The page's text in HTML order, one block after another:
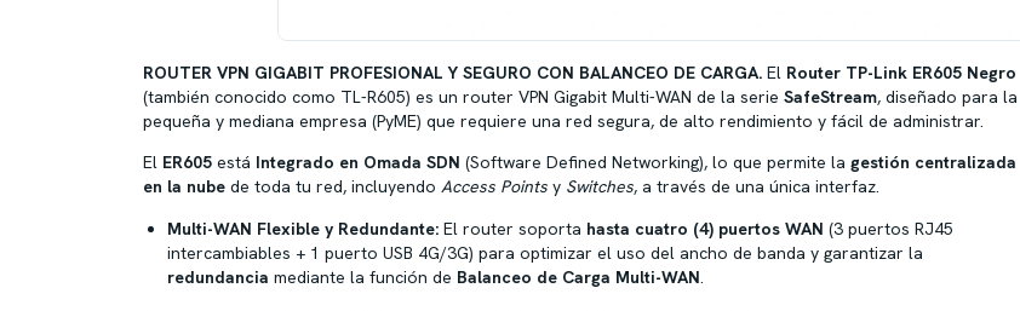
ROUTER VPN GIGABIT PROFESIONAL Y SEGURO CON BALANCEO DE CARGA. El Router TP-Link ER605 Negro
(también conocido como TL-R605) es un router VPN Gigabit Multi-WAN de la serie SafeStream, diseñado para la
pequeña y mediana empresa (PyME) que requiere una red segura, de alto rendimiento y fácil de administrar.
El ER605 está Integrado en Omada SDN (Software Defined Networking), lo que permite la gestión centralizada
en la nube de toda tu red, incluyendo Access Points y Switches, a través de una única interfaz.
Multi-WAN Flexible y Redundante: El router soporta hasta cuatro (4) puertos WAN (3 puertos RJ45
intercambiables + 1 puerto USB 4G/3G) para optimizar el uso del ancho de banda y garantizar la
redundancia mediante la función de Balanceo de Carga Multi-WAN.